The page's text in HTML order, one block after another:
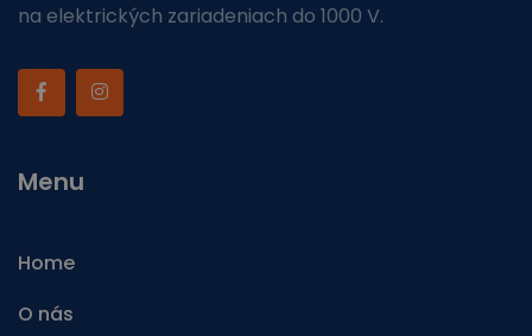
na elektrických zariadeniach do 1000 V.
Menu
Home
O nás